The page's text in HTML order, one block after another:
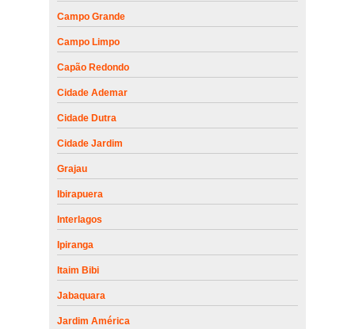
Campo Grande
Campo Limpo
Capão Redondo
Cidade Ademar
Cidade Dutra
Cidade Jardim
Grajau
Ibirapuera
Interlagos
Ipiranga
Itaim Bibi
Jabaquara
Jardim América